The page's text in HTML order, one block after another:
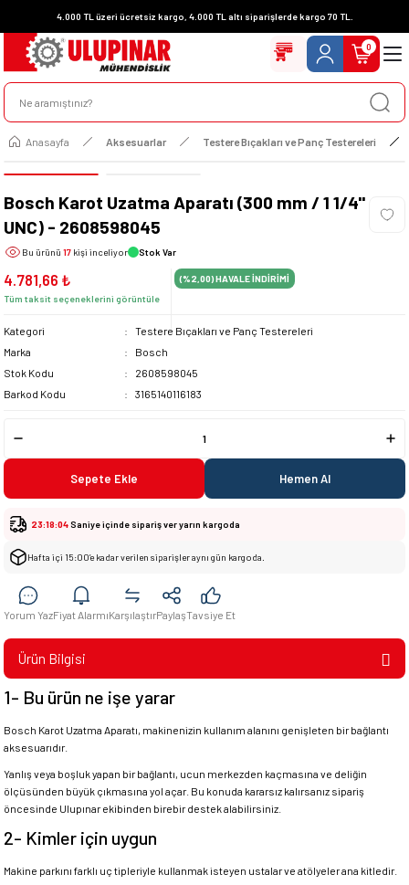
4.000 TL üzeri ücretsiz kargo, 4.000 TL altı siparişlerde kargo 70 TL.
0
Anasayfa Aksesuarlar Testere Bıçakları ve Panç Testereleri
Bosch Karot Uzatma Aparatı (300 mm / 1 1/4''
UNC) - 2608598045
Bu ürünü 17 kişi inceliyor Stok Var
4.781,66 ₺
Tüm taksit seçeneklerini görüntüle
(%2,00)HAVALE İNDİRİMİ
Kategori
Testere Bıçakları ve Panç Testereleri
Marka
Bosch
Stok Kodu
2608598045
Barkod Kodu
3165140116183
Sepete Ekle Hemen Al
23:18:04Saniye içinde sipariş ver yarın kargoda
Hafta içi 15:00’e kadar verilen siparişler aynı gün kargoda.
Yorum YazFiyat AlarmıKarşılaştırPaylaşTavsiye Et
Ürün Bilgisi
1- Bu ürün ne işe yarar
Bosch Karot Uzatma Aparatı, makinenizin kullanım alanını genişleten bir bağlantı
aksesuarıdır.
Yanlış veya boşluk yapan bir bağlantı, ucun merkezden kaçmasına ve deliğin
ölçüsünden büyük çıkmasına yol açar. Bu konuda kararsız kalırsanız sipariş
öncesinde Ulupınar ekibinden birebir destek alabilirsiniz.
2- Kimler için uygun
Makine parkını farklı uç tipleriyle kullanmak isteyen ustalar ve atölyeler ana kitledir.